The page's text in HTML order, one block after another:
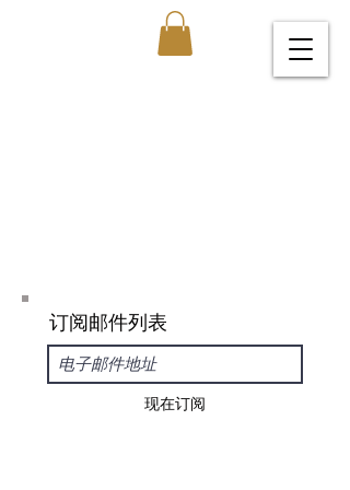
订阅邮件列表
现在订阅